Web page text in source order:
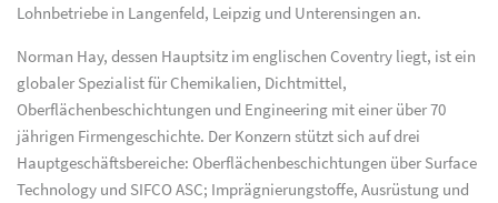
Lohnbetriebe in Langenfeld, Leipzig und Unterensingen an.
Norman Hay, dessen Hauptsitz im englischen Coventry liegt, ist ein
globaler Spezialist für Chemikalien, Dichtmittel,
Oberflächenbeschichtungen und Engineering mit einer über 70
jährigen Firmengeschichte. Der Konzern stützt sich auf drei
Hauptgeschäftsbereiche: Oberflächenbeschichtungen über Surface
Technology und SIFCO ASC; Imprägnierungstoffe, Ausrüstung und